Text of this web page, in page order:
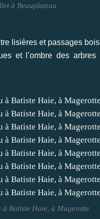
à Beauplateau
lisières et passages
et l’ombre des
à Batiste Haie, à Magerotte